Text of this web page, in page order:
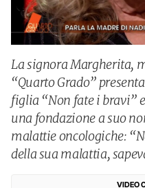
La signora Margherita,
“Quarto Grado”
figlia “Non fate i bravi”
una fondazione a suo
malattie oncologiche:
della sua malattia,
VIDEO